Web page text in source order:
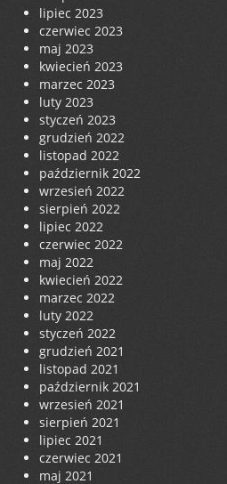
lipiec 2023
czerwiec 2023
maj 2023
kwiecień 2023
marzec 2023
luty 2023
styczeń 2023
grudzień 2022
listopad 2022
październik 2022
wrzesień 2022
sierpień 2022
lipiec 2022
czerwiec 2022
maj 2022
kwiecień 2022
marzec 2022
luty 2022
styczeń 2022
grudzień 2021
listopad 2021
październik 2021
wrzesień 2021
sierpień 2021
lipiec 2021
czerwiec 2021
maj 2021